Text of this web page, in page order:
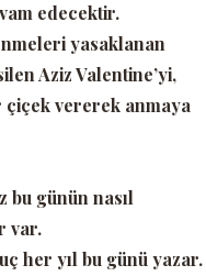
edecektir.
yasaklanan
Aziz Valentine’yi,
çiçek vererek anmaya
bu günün nasıl
var.
her yıl bu günü yazar.